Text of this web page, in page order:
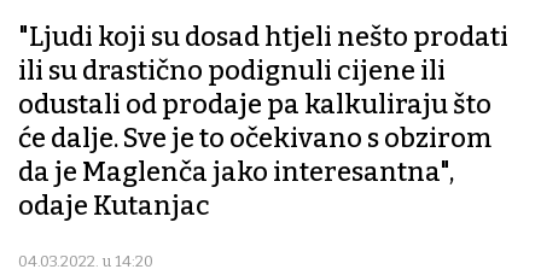
"Ljudi koji su dosad htjeli nešto prodati
ili su drastično podignuli cijene ili
odustali od prodaje pa kalkuliraju što
će dalje. Sve je to očekivano s obzirom
da je Maglenča jako interesantna",
odaje Kutanjac
04.03.2022. u 14:20